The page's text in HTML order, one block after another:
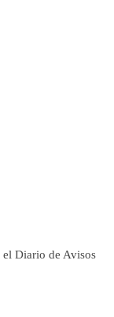
el Diario de Avisos